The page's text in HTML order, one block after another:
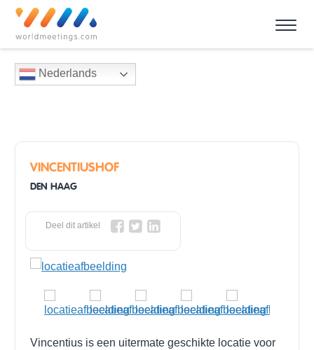
Nederlands
VINCENTIUSHOF
DEN HAAG
Deel dit artikel
Vincentius is een uitermate geschikte locatie voor